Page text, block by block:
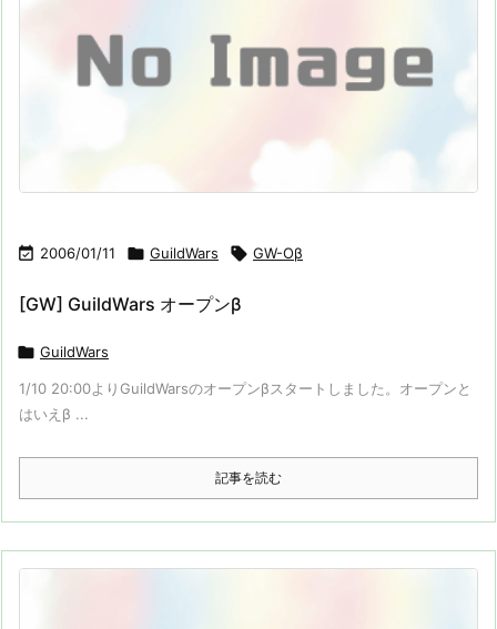
 2006/01/11  GuildWars  GW-Oβ
[GW] GuildWars オープンβ
 GuildWars
1/10 20:00よりGuildWarsのオープンβスタートしました。オープンと
はいえβ ...
記事を読む